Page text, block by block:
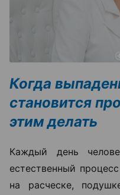
Когда
становится
этим делать
Каждый день
естественный
на расческе,